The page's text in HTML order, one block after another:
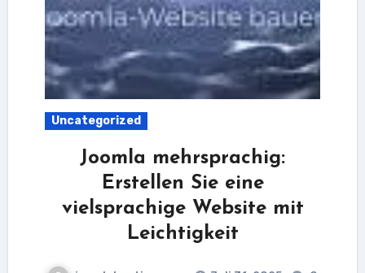
Uncategorized
Joomla mehrsprachig:
Erstellen Sie eine
vielsprachige Website mit
Leichtigkeit